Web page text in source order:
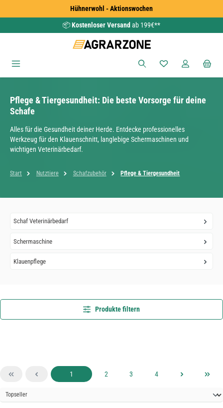
Zum Hauptinhalt springenHühnerwohl - Aktionswochen
📦Kostenloser Versand ab 199€**
Du hast 0
Pflege & Tiergesundheit: Die beste Vorsorge für deine
Schafe
Alles für die Gesundheit deiner Herde. Entdecke professionelles
Werkzeug für den Klauenschnitt, langlebige Schermaschinen und
wichtigen Veterinärbedarf.
Start Nutztiere Schafzubehör Pflege & Tiergesundheit
Schaf Veterinärbedarf
Schermaschine
Klauenpflege
Produkte filtern
Seite
1 Seite
2 Seite
3 Seite
4